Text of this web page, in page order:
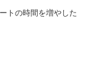
トの時間を増やした